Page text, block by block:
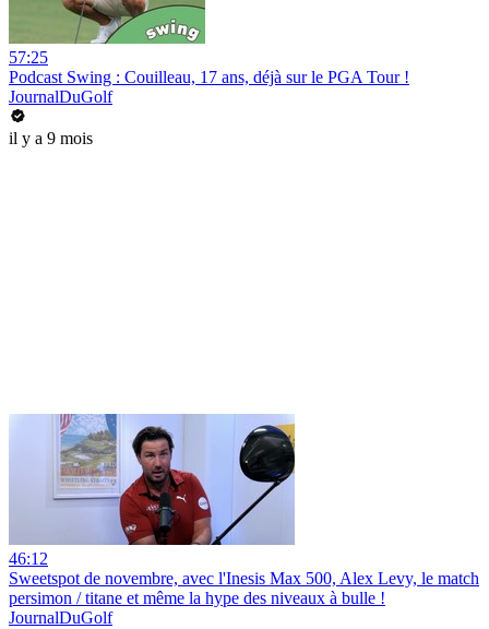
57:25
Podcast Swing : Couilleau, 17 ans, déjà sur le PGA Tour !
JournalDuGolf
il y a 9 mois
46:12
Sweetspot de novembre, avec l'Inesis Max 500, Alex Levy, le match
persimon / titane et même la hype des niveaux à bulle !
JournalDuGolf